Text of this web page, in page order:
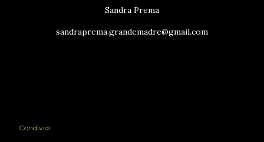
Sandra Prema
sandraprema.grandemadre@gmail.com
Condividi